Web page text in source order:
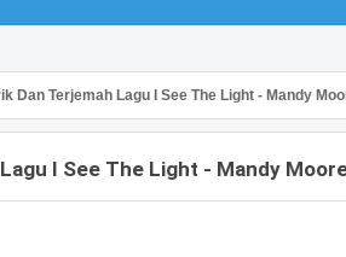
Dan Terjemah Lagu I See The Light - Mandy
I See The Light - Mandy